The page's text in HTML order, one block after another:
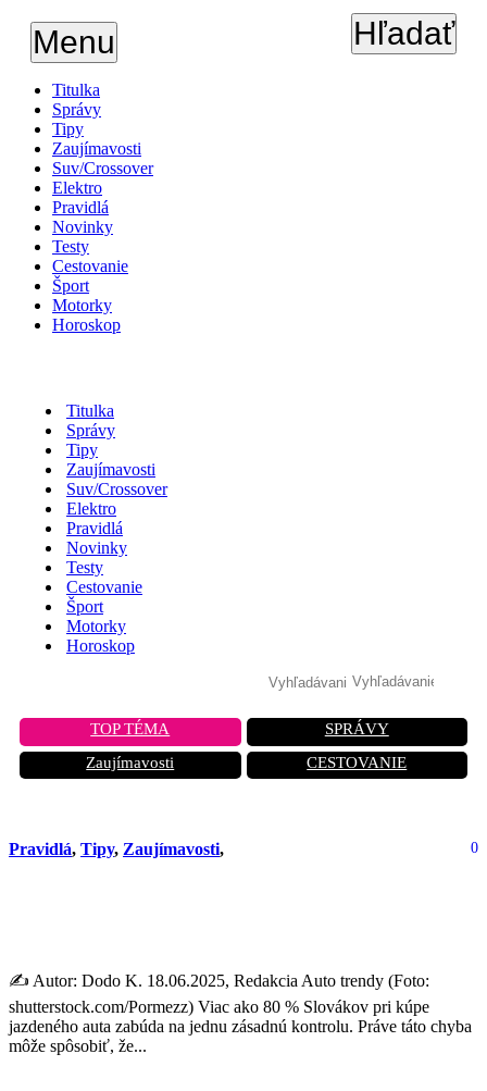
Menu Hľadať
Titulka
Správy
Tipy
Zaujímavosti
Suv/Crossover
Elektro
Pravidlá
Novinky
Testy
Cestovanie
Šport
Motorky
Horoskop
Titulka
Správy
Tipy
Zaujímavosti
Suv/Crossover
Elektro
Pravidlá
Novinky
Testy
Cestovanie
Šport
Motorky
Horoskop
TOP TÉMA
SPRÁVY
Zaujímavosti
CESTOVANIE
Pravidlá, Tipy, Zaujímavosti, 0
✍️ Autor: Dodo K. 18.06.2025, Redakcia Auto trendy (Foto:
shutterstock.com/Pormezz) Viac ako 80 % Slovákov pri kúpe
jazdeného auta zabúda na jednu zásadnú kontrolu. Práve táto chyba
môže spôsobiť, že...